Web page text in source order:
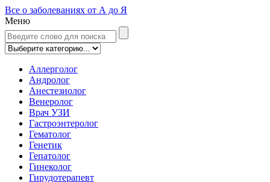
Все о заболеваниях от А до Я
Меню
Аллерголог
Андролог
Анестезиолог
Венеролог
Врач УЗИ
Гастроэнтеролог
Гематолог
Генетик
Гепатолог
Гинеколог
Гирудотерапевт